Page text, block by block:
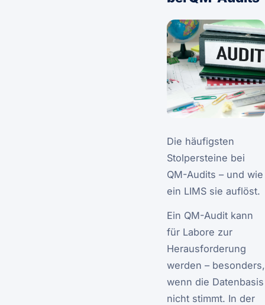
Die häufigsten
Stolpersteine bei
QM-Audits – und wie
ein LIMS sie auflöst.
Ein QM-Audit kann
für Labore zur
Herausforderung
werden – besonders,
wenn die Datenbasis
nicht stimmt. In der